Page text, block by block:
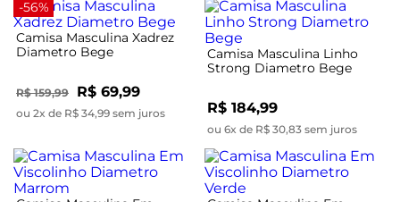
-56%
Camisa Masculina Xadrez
Diametro Bege
R$ 159,99 R$ 69,99
ou 2x de R$ 34,99 sem juros
Camisa Masculina Linho
Strong Diametro Bege
R$ 184,99
ou 6x de R$ 30,83 sem juros